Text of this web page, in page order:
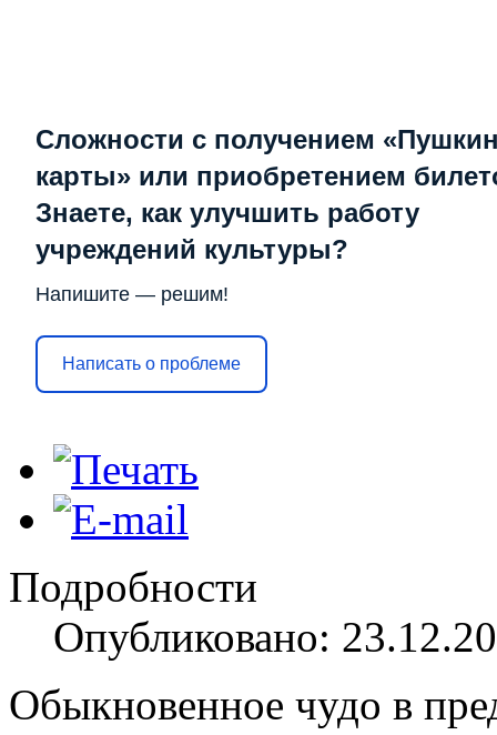
Сложности с получением
карты» или приобретением
Знаете, как улучшить работу
учреждений культуры?
Напишите — решим!
Написать о проблеме
Подробности
Опубликовано:
Обыкновенное чудо в